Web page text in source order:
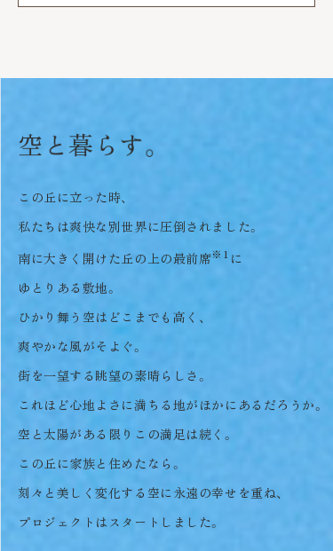
空 と暮 ら す。
この丘に立った時、
私たちは爽快な別世界に圧倒されました。
南に大きく開けた丘の上の最前席※1 に
ゆとりある敷地。
ひかり舞う空はどこまでも高く、
爽やかな風がそよぐ。
街を一望する眺望の素晴らしさ。
これほど心地よさに満ちる地がほかにあるだろうか。
空と太陽がある限りこの満足は続く。
この丘に家族と住めたなら。
刻々と美しく変化する空に永遠の幸せを重ね、
プロジェクトはスタートしました。